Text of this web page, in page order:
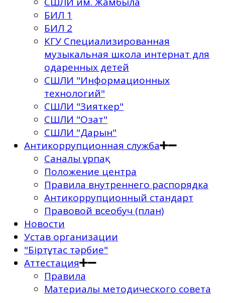
БИЛ 1
БИЛ 2
КГУ Специализированная
музыкальная школа интернат для
одаренных детей
СШЛИ "Информационных
технологий"
СШЛИ "Зияткер"
СШЛИ "Озат"
СШЛИ "Дарын"
Антикоррупционная служба
Саналы ұрпақ
Положение центра
Правила внутреннего распорядка
Антикоррупционный стандарт
Правовой всеобуч (план)
Новости
Устав организации
"Біртұтас тәрбие"
Аттестация
Правила
Материалы методического совета